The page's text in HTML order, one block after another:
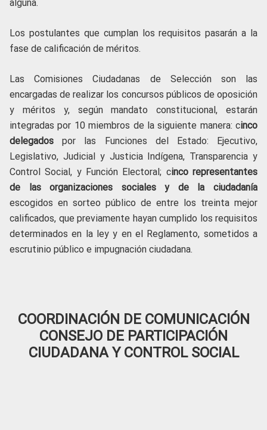
alguna.
Los postulantes que cumplan los requisitos pasarán a la
fase de calificación de méritos.
Las Comisiones Ciudadanas de Selección son las
encargadas de realizar los concursos públicos de oposición
y méritos y, según mandato constitucional, estarán
integradas por 10 miembros de la siguiente manera: cinco
delegados por las Funciones del Estado: Ejecutivo,
Legislativo, Judicial y Justicia Indígena, Transparencia y
Control Social, y Función Electoral; cinco representantes
de las organizaciones sociales y de la ciudadanía
escogidos en sorteo público de entre los treinta mejor
calificados, que previamente hayan cumplido los requisitos
determinados en la ley y en el Reglamento, sometidos a
escrutinio público e impugnación ciudadana.
COORDINACIÓN DE COMUNICACIÓN
CONSEJO DE PARTICIPACIÓN
CIUDADANA Y CONTROL SOCIAL